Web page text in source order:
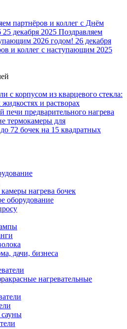
партнёров и коллег с Днём
25 декабря 2025 Поздравляем
2026 годом! 26 декабря
и коллег с наступающим 2025
с корпусом из кварцевого стекла:
и растворах
печи предварительного нагрева
термокамеры для
72 бочек на 15 квадратных
нагрева бочек
оборудование
дачи, бизнеса
нагревательные